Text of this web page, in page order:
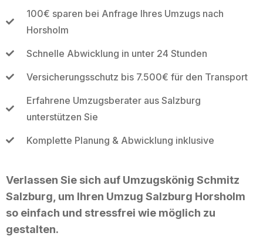
100€ sparen bei Anfrage Ihres Umzugs nach
Horsholm
Schnelle Abwicklung in unter 24 Stunden
Versicherungsschutz bis 7.500€ für den Transport
Erfahrene Umzugsberater aus Salzburg
unterstützen Sie
Komplette Planung & Abwicklung inklusive
Verlassen Sie sich auf Umzugskönig Schmitz
Salzburg, um Ihren Umzug Salzburg Horsholm
so einfach und stressfrei wie möglich zu
gestalten.